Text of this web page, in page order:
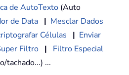
de AutoTexto (Auto
de Data | Mesclar Dados
Células | Enviar
Filtro |
Filtro Especial
tachado...) ...